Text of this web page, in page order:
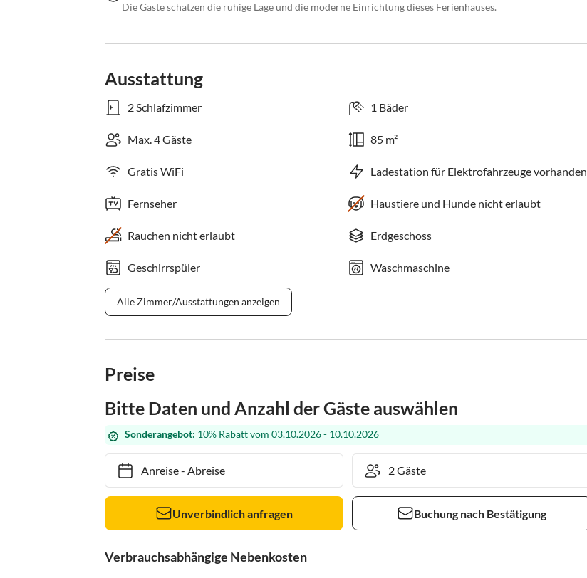
Die Gäste schätzen die ruhige Lage und die moderne Einrichtung dieses Ferienhauses.
Ausstattung
2 Schlafzimmer 1 Bäder
Max. 4 Gäste 85 m²
Gratis WiFi Ladestation für Elektrofahrzeuge vorhanden
Fernseher Haustiere und Hunde nicht erlaubt
Rauchen nicht erlaubt Erdgeschoss
Geschirrspüler Waschmaschine
Alle Zimmer/Ausstattungen anzeigen
Preise
Bitte Daten und Anzahl der Gäste auswählen
Sonderangebot: 10% Rabatt vom 03.10.2026 - 10.10.2026
Anreise- Abreise
Unverbindlich anfragen Buchung nach Bestätigung
Verbrauchsabhängige Nebenkosten